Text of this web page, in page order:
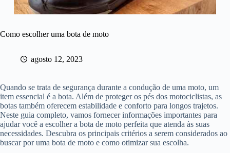
Como escolher uma bota de moto
agosto 12, 2023
Quando se trata de segurança durante a condução de uma moto, um
item essencial é a bota. Além de proteger os pés dos motociclistas, as
botas também oferecem estabilidade e conforto para longos trajetos.
Neste guia completo, vamos fornecer informações importantes para
ajudar você a escolher a bota de moto perfeita que atenda às suas
necessidades. Descubra os principais critérios a serem considerados ao
buscar por uma bota de moto e como otimizar sua escolha.